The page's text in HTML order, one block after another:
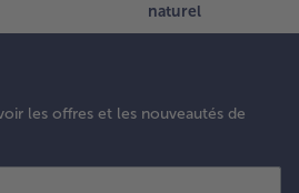
naturel
les offres et les nouveautés de